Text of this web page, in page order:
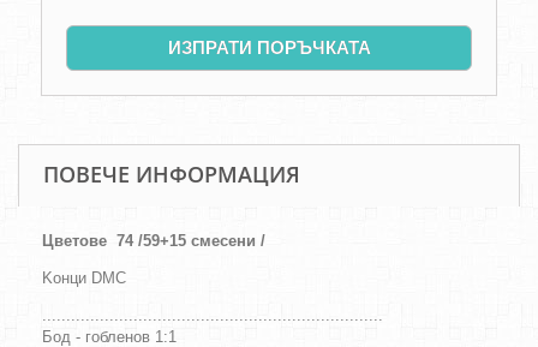
ИЗПРАТИ ПОРЪЧКАТА
ПОВЕЧЕ ИНФОРМАЦИЯ
Цветове 74 /59+15 смесени /
Kонци DMC
.......................................................................
Бод - гобленов 1:1